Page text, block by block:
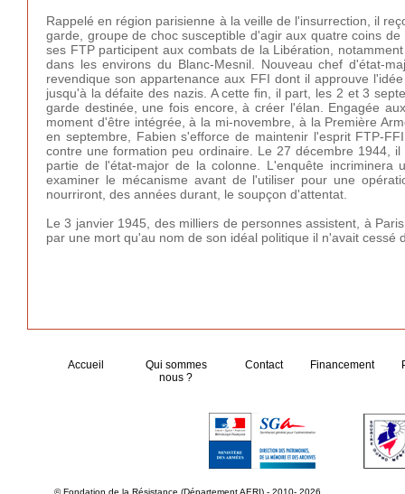
Rappelé en région parisienne à la veille de l'insurrection, il
garde, groupe de choc susceptible d'agir aux quatre coins
ses FTP participent aux combats de la Libération,
dans les environs du Blanc-Mesnil. Nouveau chef d'état-
revendique son appartenance aux FFI dont il approuve
jusqu'à la défaite des nazis. A cette fin, il part, les 2 et 3
garde destinée, une fois encore, à créer l'élan. Engagée
moment d'être intégrée, à la mi-novembre, à la Première
en septembre, Fabien s'efforce de maintenir l'esprit FTP-
contre une formation peu ordinaire. Le 27 décembre 1944,
partie de l'état-major de la colonne. L'enquête
examiner le mécanisme avant de l'utiliser pour une
nourriront, des années durant, le soupçon d'attentat.
Le 3 janvier 1945, des milliers de personnes assistent, à
par une mort qu'au nom de son idéal politique il n'avait cessé
Accueil
Qui sommes
nous ?
Contact Financement
© Fondation de la Résistance (Département AERI) - 2010- 2026